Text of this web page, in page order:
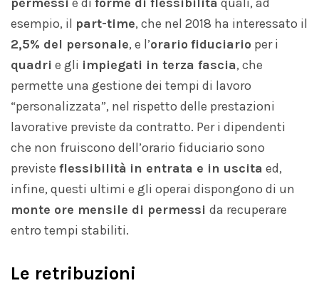
esempio, il part-time, che nel 2018 ha interessato il
2,5% del personale, e l’orario fiduciario per i
quadri e gli impiegati in terza fascia, che
permette una gestione dei tempi di lavoro
“personalizzata”, nel rispetto delle prestazioni
lavorative previste da contratto. Per i dipendenti
che non fruiscono dell’orario fiduciario sono
previste flessibilità in entrata e in uscita ed,
infine, questi ultimi e gli operai dispongono di un
monte ore mensile di permessi da recuperare
entro tempi stabiliti.
Le retribuzioni